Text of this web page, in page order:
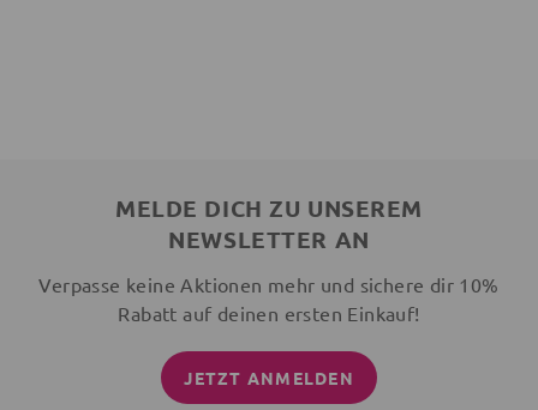
MELDE DICH ZU UNSEREM
NEWSLETTER AN
Verpasse keine Aktionen mehr und sichere dir 10%
Rabatt auf deinen ersten Einkauf!
JETZT ANMELDEN